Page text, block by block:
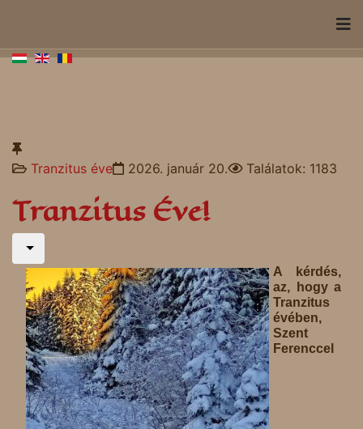
Tranzitus éve 2026. január 20. Találatok: 1183
Tranzitus Éve!
A kérdés,
az, hogy a
Tranzitus
évében,
Szent
Ferenccel